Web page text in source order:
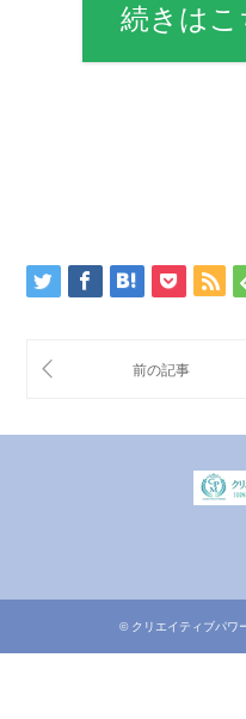
続きはこ
© クリエイティブパワ